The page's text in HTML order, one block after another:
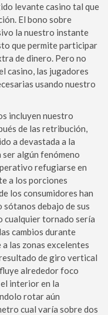
levante casino tal que
El bono sobre
la nuestro instante
que permite participar
de dinero. Pero no
casino, las jugadores
usando nuestro
incluyen nuestro
de las retribución,
a devastada a la
algún fenómeno
refugiarse en
a los porciones
los consumidores han
debajo de sus
cualquier tornado serí­a
cambios durante
las zonas excelentes
de giro vertical
alrededor foco
interior en la
rotar aún
cual varía sobre dos